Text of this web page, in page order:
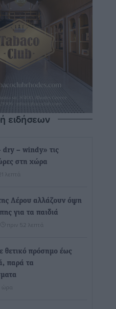
ειδήσεων
dry – windy» τις
στη χώρα
λεπτά
Λέρου αλλάζουν όψη
για τα παιδιά
πριν 52 λεπτά
θετικό πρόσημο έως
παρά τα
ώρα